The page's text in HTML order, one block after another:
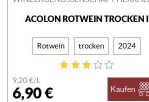
ACOLON ROTWEIN TROCKEN I
Rotwein trocken 2024
9,20 €/L
6,90 € Kaufen